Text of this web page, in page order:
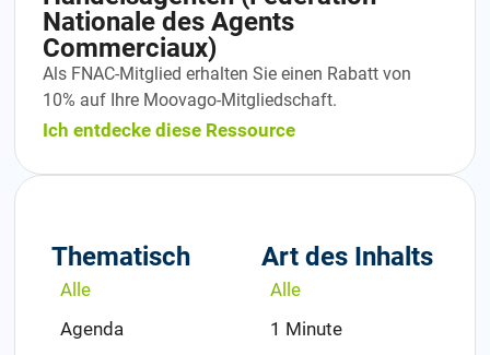
Thematisch
Agenda
Alle
Art des Inhalts
1 Minute
Alle
Nationale des Agents
Commerciaux)
Als FNAC-Mitglied erhalten Sie einen Rabatt von
10% auf Ihre Moovago-Mitgliedschaft.
Ich entdecke diese Ressource